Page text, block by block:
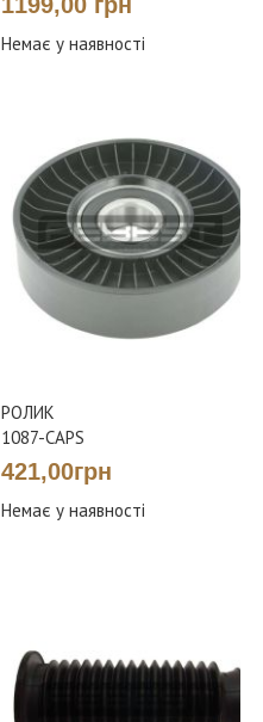
1199,00 грн
Немає у наявності
РОЛИК
1087-CAPS
421,00грн
Немає у наявності